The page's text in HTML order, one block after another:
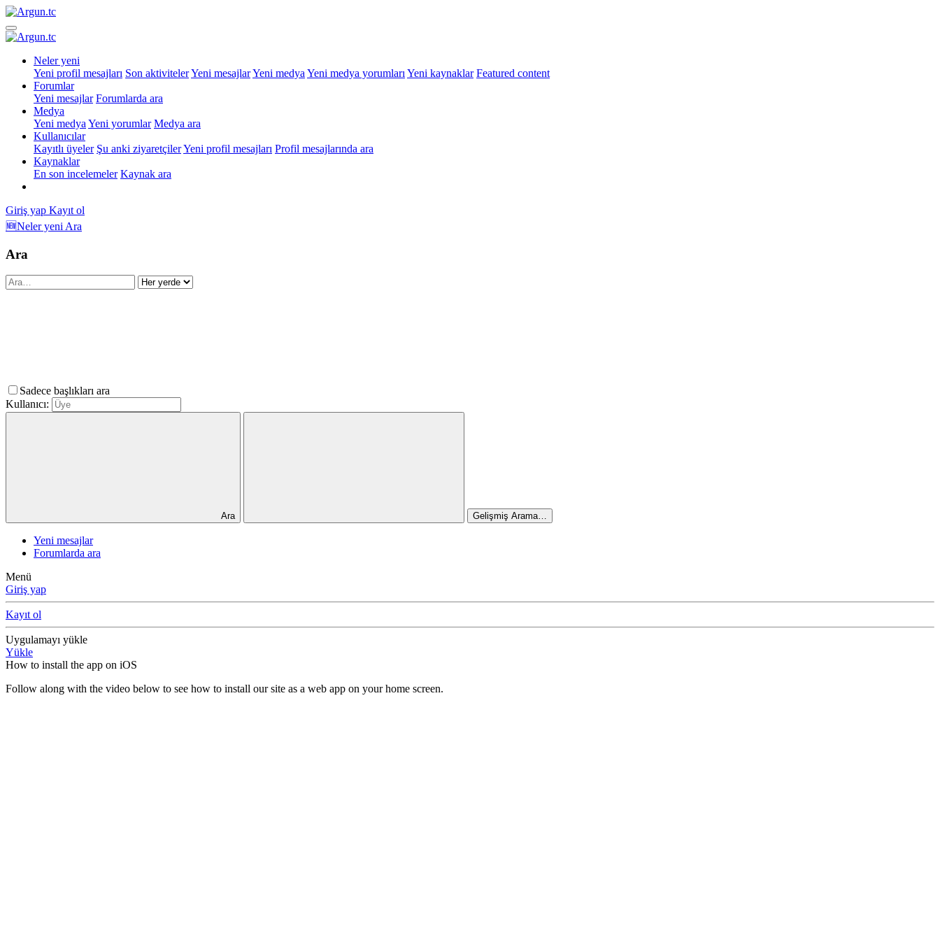
Neler yeni
Yeni profil mesajları Son aktivitelerYeni mesajlarYeni medya Yeni medya yorumları Yeni kaynaklar Featured content
Forumlar
Yeni mesajlar Forumlarda ara
Medya
Yeni medya Yeni yorumlar Medya ara
Kullanıcılar
Kayıtlı üyeler Şu anki ziyaretçilerYeni profil mesajları Profil mesajlarında ara
Kaynaklar
En son incelemeler Kaynak ara
Giriş yap Kayıt ol
🆕Neler yeni Ara
Ara
Sadece başlıkları ara
Kullanıcı:
Ara Gelişmiş Arama…
Yeni mesajlar
Forumlarda ara
Menü
Giriş yap
Kayıt ol
Uygulamayı yükle
Yükle
How to install the app on iOS
Follow along with the video below to see how to install our site as a web app on your home screen.